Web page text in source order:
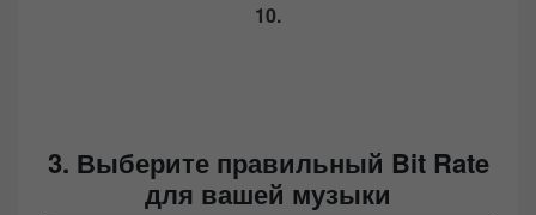
10.
3. Выберите правильный Bit Rate
для вашей музыки